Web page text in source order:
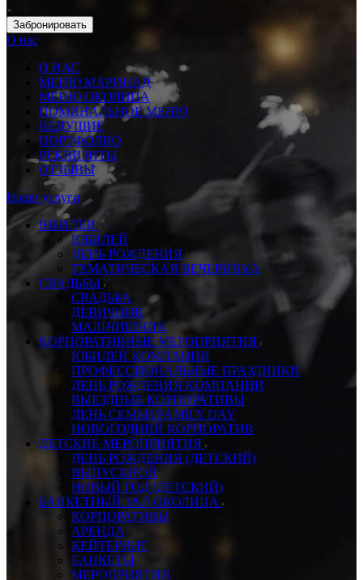
Забронировать
О нас
О НАС
МЕНЮ МАРИНАД
МЕНЮ ОКОЛИЦА
ПОМИНАЛЬНОЕ МЕНЮ
ВЕДУЩИЕ
ПОРТФОЛИО
РЕКВИЗИТЫ
ОТЗЫВЫ
Наши услуги
ЮБИЛЕИ
ЮБИЛЕЙ
ДЕНЬ РОЖДЕНИЯ
ТЕМАТИЧЕСКАЯ ВЕЧЕРИНКА
СВАДЬБЫ
СВАДЬБА
ДЕВИЧНИК
МАЛЬЧИШНИК
КОРПОРАТИВНЫЕ МЕРОПРИЯТИЯ
ЮБИЛЕЙ КОМПАНИИ
ПРОФЕССИОНАЛЬНЫЕ ПРАЗДНИКИ
ДЕНЬ РОЖДЕНИЯ КОМПАНИИ
ВЫЕЗДНЫЕ КОРПОРАТИВЫ
ДЕНЬ СЕМЬИ/FAMILY DAY
НОВОГОДНИЙ КОРПОРАТИВ
ДЕТСКИЕ МЕРОПРИЯТИЯ
ДЕНЬ РОЖДЕНИЯ (ДЕТСКИЙ)
ВЫПУСКНОЙ
НОВЫЙ ГОД (ДЕТСКИЙ)
БАНКЕТНЫЙ ЗАЛ ОКОЛИЦА
КОРПОРАТИВЫ
АРЕНДА
КЕЙТЕРИНГ
БАНКЕТЫ
МЕРОПРИЯТИЯ